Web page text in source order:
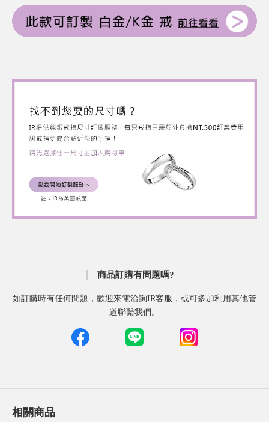
商品訂購有問題嗎?
如訂購時有任何問題，歡迎來電洽詢IR客服，或可多加利用其他管
道聯繫我們。
相關商品